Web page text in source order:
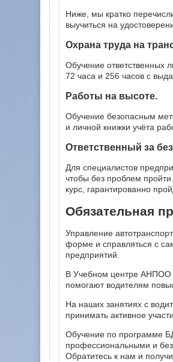
Ниже, мы кратко
выучиться на
Охрана труда на
Обучение ответственных
72 часа и 256 часов с
Работы на высоте.
Обучение безопасным
и личной книжки учёта
Ответственный за
Для специалистов
чтобы без проблем
курс, гарантированно
Обязательная
Управление
форме и справляться с
предприятий.
В Учебном центре АНПОО
помогают водителям
На наших занятиях с
принимать активное
Обучение по программе
профессиональными и
Обратитесь к нам и